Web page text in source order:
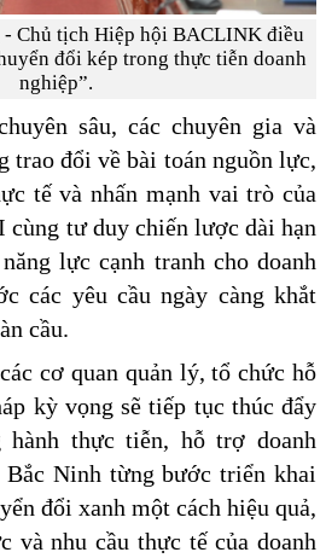
- Chủ tịch Hiệp hội BACLINK điều
đổi kép trong thực tiễn doanh
nghiệp”.
sâu, các chuyên gia và
trao đổi về bài toán nguồn lực,
tế và nhấn mạnh vai trò của
cùng tư duy chiến lược dài hạn
lực cạnh tranh cho doanh
các yêu cầu ngày càng khắt
cầu.
cơ quan quản lý, tổ chức hỗ
kỳ vọng sẽ tiếp tục thúc đẩy
hành thực tiễn, hỗ trợ doanh
Bắc Ninh từng bước triển khai
đổi xanh một cách hiệu quả,
và nhu cầu thực tế của doanh